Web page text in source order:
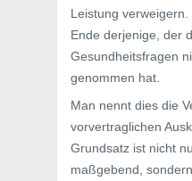
Leistung
Ende derjenige, der
Gesundheitsfragen
genommen hat.
Man nennt dies die
vorvertraglichen
Grundsatz ist nicht
maßgebend,